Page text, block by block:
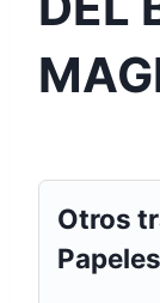
Otros